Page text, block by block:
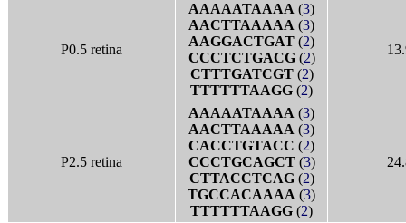
P0.5 retina
AAAAATAAAA (3)
AACTTAAAAA (3)
AAGGACTGAT (2)
CCCTCTGACG(2)
CTTTGATCGT(2)
TTTTTTAAGG (2)
P2.5 retina
AAAAATAAAA (3)
AACTTAAAAA (3)
CACCTGTACC (2)
CCCTGCAGCT(3)
CTTACCTCAG(2)
TGCCACAAAA (3)
TTTTTTAAGG (2)